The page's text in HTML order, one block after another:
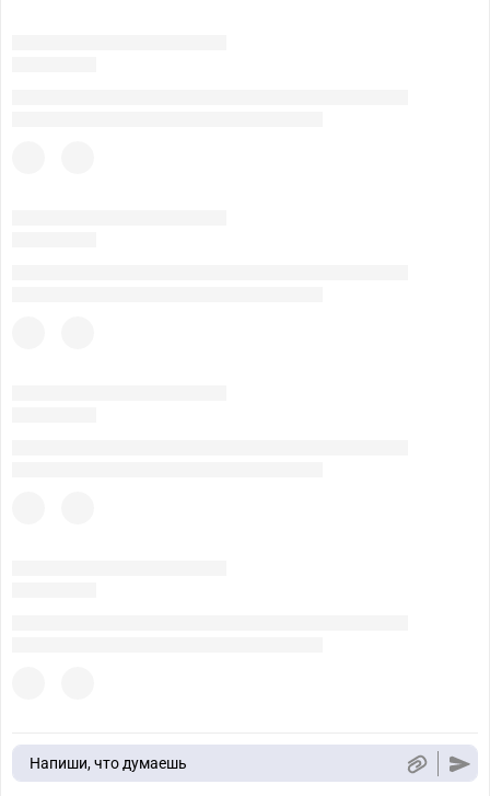
Напиши, что думаешь